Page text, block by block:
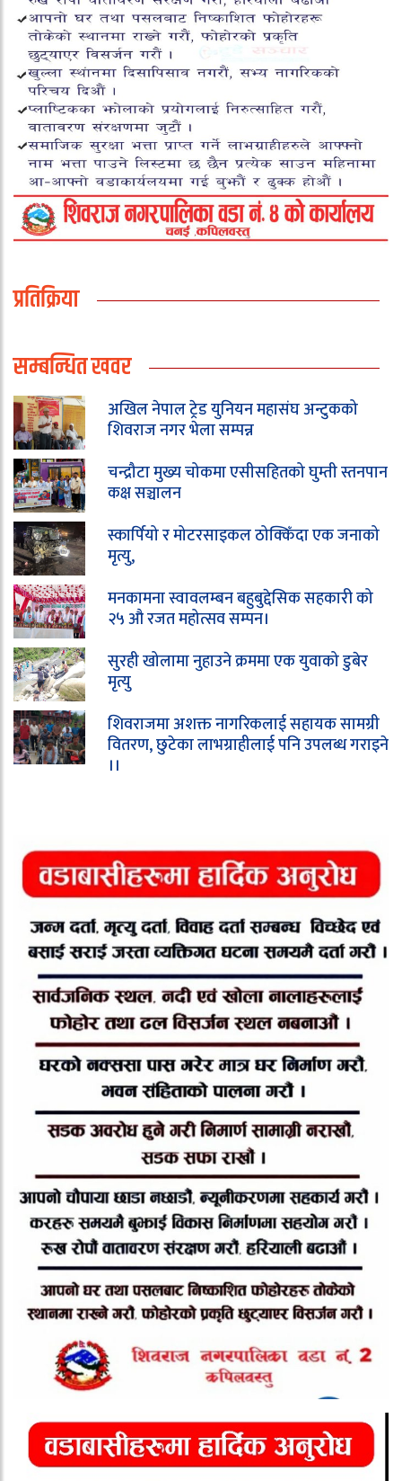
प्रतिक्रिया
सम्बन्धित खवर
अखिल नेपाल ट्रेड युनियन महासंघ अन्टुकको
शिवराज नगर भेला सम्पन्न
चन्द्रौटा मुख्य चोकमा एसीसहितको घुम्ती स्तनपान
कक्ष सञ्चालन
स्कार्पियो र मोटरसाइकल ठोक्किँदा एक जनाको
मृत्यु,
मनकामना स्वावलम्बन बहुबुद्देसिक सहकारी को
२५ औ रजत महोत्सव सम्पन।
सुरही खोलामा नुहाउने क्रममा एक युवाको डुबेर
मृत्यु
शिवराजमा अशक्त नागरिकलाई सहायक सामग्री
वितरण, छुटेका लाभग्राहीलाई पनि उपलब्ध गराइने
।।